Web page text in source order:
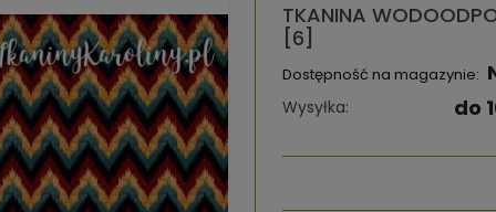
TKANINA
[6]
Dostępność na magazynie:
Wysyłka: do